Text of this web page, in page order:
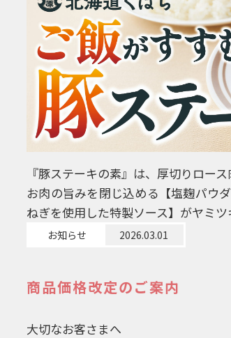
『豚ステーキの素』は、厚切りロー
お肉の旨みを閉じ込める【塩麹パウ
ねぎを使用した特製ソース】がヤミツ
お知らせ 2026.03.01
商品価格改定のご案内
大切なお客さまへ